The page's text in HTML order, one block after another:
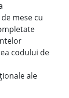
mese cu
codului de
ale